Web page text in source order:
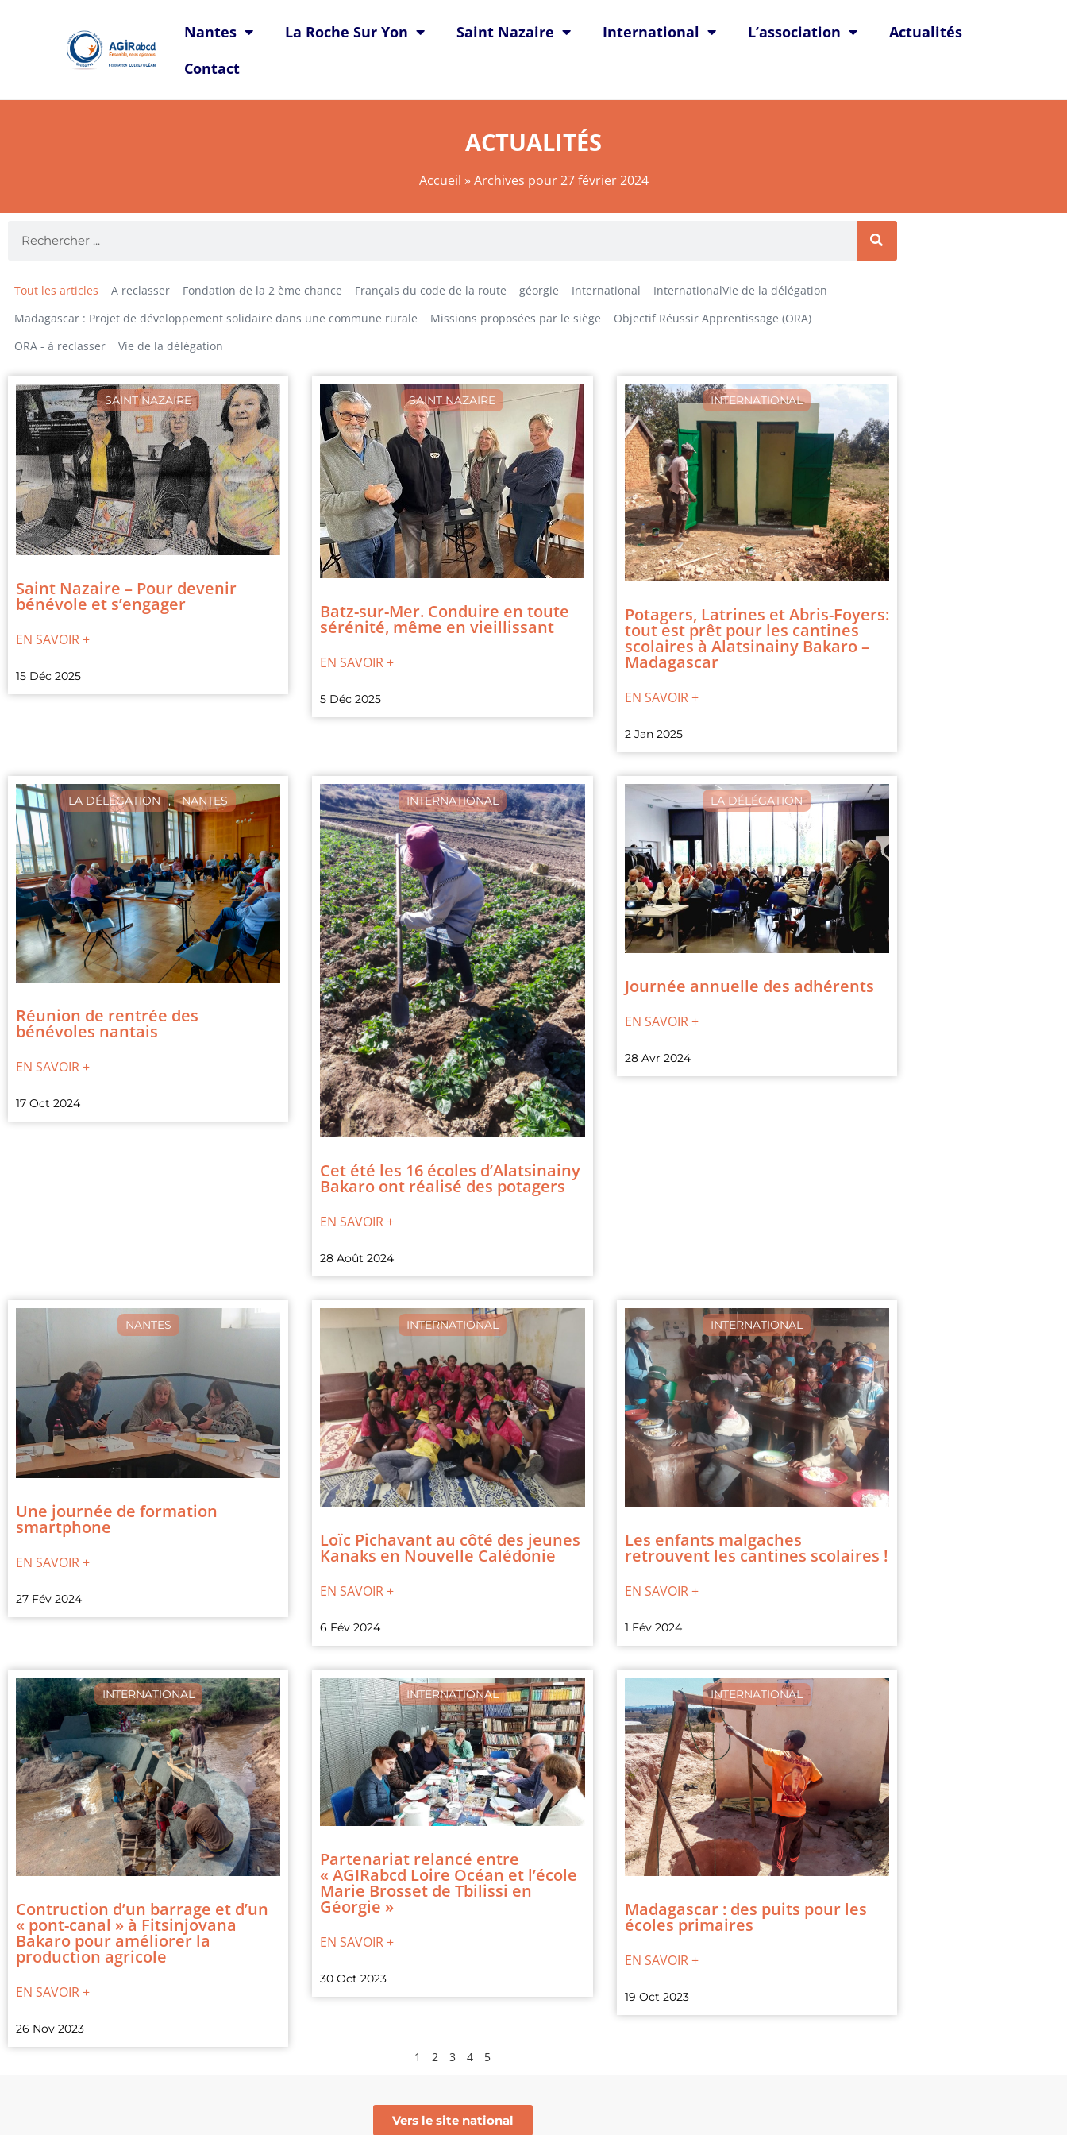
Nantes La Roche Sur Yon Saint Nazaire International L’association
Actualités
Contact
ACTUALITÉS
Accueil »Archives pour 27 février 2024
A reclasser Fondation de la 2 ème chance Français du code de la route géorgie International
InternationalVie de la délégation
Madagascar : Projet de développement solidaire dans une commune rurale
Missions proposées par le siège
Objectif Réussir Apprentissage (ORA)
ORA - à reclasser
Vie de la délégation
Tout les articles
SAINT NAZAIRE
Saint Nazaire – Pour devenir
bénévole et s’engager
EN SAVOIR +
15 Déc 2025
SAINT NAZAIRE
Batz-sur-Mer. Conduire en toute
sérénité, même en vieillissant
EN SAVOIR +
5 Déc 2025
INTERNATIONAL
Potagers, Latrines et Abris-Foyers:
tout est prêt pour les cantines
scolaires à Alatsinainy Bakaro –
Madagascar
EN SAVOIR +
2 Jan 2025
LA DÉLÉGATION , NANTES
Réunion de rentrée des
bénévoles nantais
EN SAVOIR +
17 Oct 2024
INTERNATIONAL
Cet été les 16 écoles d’Alatsinainy
Bakaro ont réalisé des potagers
EN SAVOIR +
28 Août 2024
LA DÉLÉGATION
Journée annuelle des adhérents
EN SAVOIR +
28 Avr 2024
NANTES
Une journée de formation
smartphone
EN SAVOIR +
27 Fév 2024
INTERNATIONAL
Loïc Pichavant au côté des jeunes
Kanaks en Nouvelle Calédonie
EN SAVOIR +
6 Fév 2024
INTERNATIONAL
Les enfants malgaches
retrouvent les cantines scolaires !
EN SAVOIR +
1 Fév 2024
INTERNATIONAL
Contruction d’un barrage et d’un
« pont-canal » à Fitsinjovana
Bakaro pour améliorer la
production agricole
EN SAVOIR +
26 Nov 2023
INTERNATIONAL
Partenariat relancé entre
« AGIRabcd Loire Océan et l’école
Marie Brosset de Tbilissi en
Géorgie »
EN SAVOIR +
30 Oct 2023
INTERNATIONAL
Madagascar : des puits pour les
écoles primaires
EN SAVOIR +
19 Oct 2023
1 2 3 4 5
Vers le site national